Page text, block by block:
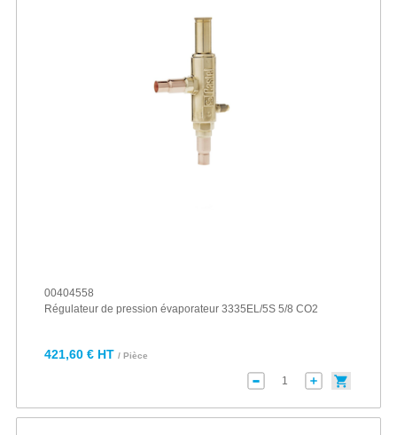
00404558
Régulateur de pression évaporateur 3335EL/5S 5/8 CO2
421,60 € HT / Pièce